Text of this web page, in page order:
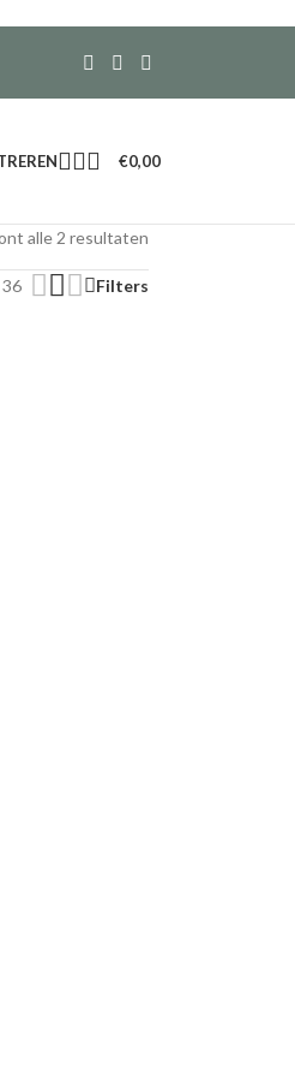
€0,00
alle 2 resultaten
36 Filters